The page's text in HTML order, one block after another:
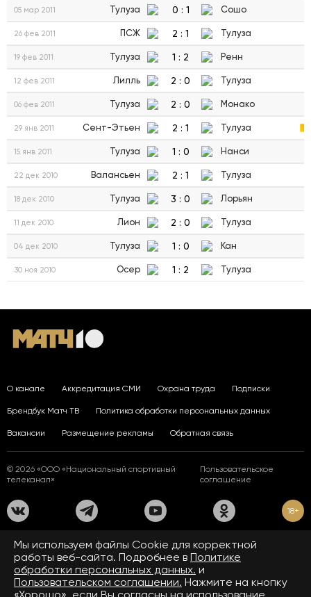
05 мар 2011 Тулуза 0 : 1 Сошо
26 фев 2011 ПСЖ 2 : 1 Тулуза
19 фев 2011 Тулуза 1 : 2 Ренн
12 фев 2011 Лилль 2 : 0 Тулуза
06 фев 2011 Тулуза 2 : 0 Монако
29 янв 2011 Сент-Этьен 2 : 1 Тулуза
15 янв 2011 Тулуза 1 : 0 Нанси
22 дек 2010 Валансьен 2 : 1 Тулуза
18 дек 2010 Тулуза 3 : 0 Лорьян
11 дек 2010 Лион 2 : 0 Тулуза
04 дек 2010 Тулуза 1 : 0 Кан
30 ноя 2010 Осер 1 : 2 Тулуза
О канале Аккредитация СМИ Охрана труда Подписки
Брендбук Матч ТВ Политика обработки персональных данных
Вакансии Размещение рекламы Обратная связь
© 2026 «ООО «Национальный спортивный
телеканал»
Пользовательское
соглашение
18+
На сайте применяются рекомендательные технологии. Подробнее
Правилах применения рекомендательных технологий.
Средство массовой информации сетевое издание «www.matchtv.ru»
зарегистрировано Федеральной службой по надзору в сфере связи,
информационных технологий и массовых коммуникаций (Роскомнадзор).
Мы используем файлы Сookie для корректной
работы веб-сайта. Подробнее в Политике
обработки персональных данных. и
Пользовательском соглашении. Нажмите на кнопку